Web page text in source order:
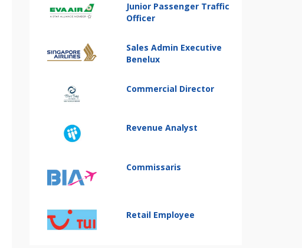
Junior Passenger Traffic
Officer
Sales Admin Executive
Benelux
Commercial Director
Revenue Analyst
Commissaris
Retail Employee